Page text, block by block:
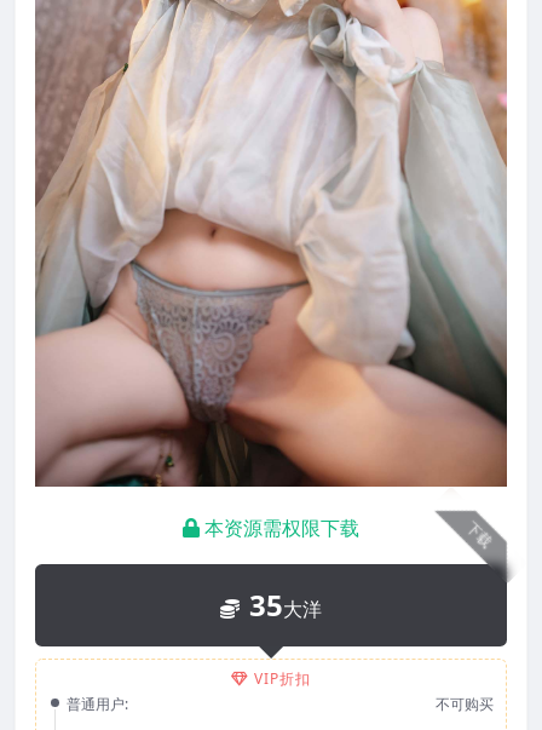
下载
本资源需权限下载
35大洋
VIP折扣
普通用户:
不可购买